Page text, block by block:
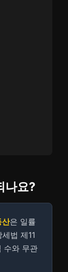
나요?
산은 일률
법 제11
수와 무관